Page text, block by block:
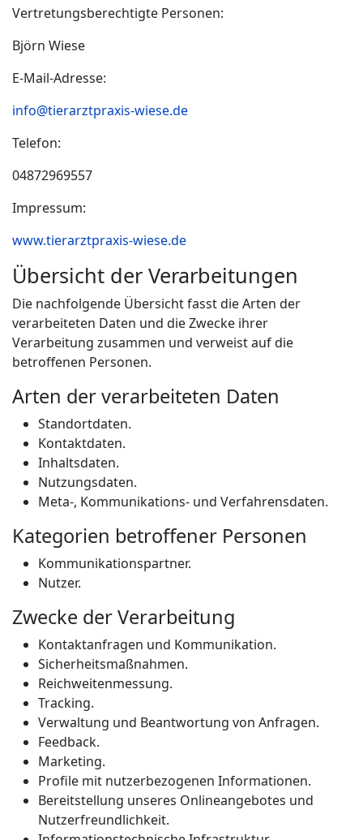
Vertretungsberechtigte Personen:
Björn Wiese
E-Mail-Adresse:
info@tierarztpraxis-wiese.de
Telefon:
04872969557
Impressum:
www.tierarztpraxis-wiese.de
Übersicht der Verarbeitungen
Die nachfolgende Übersicht fasst die Arten der
verarbeiteten Daten und die Zwecke ihrer
Verarbeitung zusammen und verweist auf die
betroffenen Personen.
Arten der verarbeiteten Daten
Standortdaten.
Kontaktdaten.
Inhaltsdaten.
Nutzungsdaten.
Meta-, Kommunikations- und Verfahrensdaten.
Kategorien betroffener Personen
Kommunikationspartner.
Nutzer.
Zwecke der Verarbeitung
Kontaktanfragen und Kommunikation.
Sicherheitsmaßnahmen.
Reichweitenmessung.
Tracking.
Verwaltung und Beantwortung von Anfragen.
Feedback.
Marketing.
Profile mit nutzerbezogenen Informationen.
Bereitstellung unseres Onlineangebotes und
Nutzerfreundlichkeit.